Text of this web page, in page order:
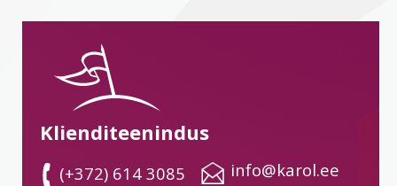
Klienditeenindus
(+372) 614 3085
info@karol.ee